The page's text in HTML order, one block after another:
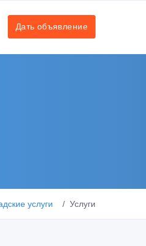
Дать объявление
услуги Услуги